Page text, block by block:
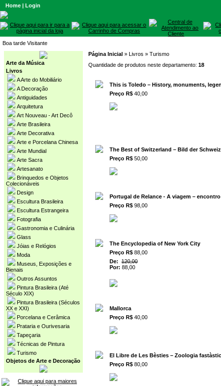
Home | Login
Boa tarde Visitante
Arte da Música
Livros
A Arte do Mobiliário
A Decoração
Antiguidades
Arquitetura
Art Nouveau - Art Decô
Arte Brasileira
Arte Decorativa
Arte e Porcelana Chinesa
Arte Mundial
Arte Sacra
Artesanato
Brinquedos e Objetos
Colecionáveis
Design
Escultura Brasileira
Escultura Estrangeira
Fotografia
Gastronomia e Culinária
Glass
Jóias e Relógios
Moda
Museus, Exposições e
Bienais
Outros Assuntos
Pintura Brasileira (Até
Século XIX)
Pintura Brasileira (Séculos
XX e XXI)
Porcelana e Cerâmica
Prataria e Ourivesaria
Tapeçaria
Técnicas de Pintura
Turismo
Objetos de Arte e Decoração
Página Inicial » Livros » Turismo
Quantidade de produtos neste departamento: 18
This is Toledo – History, monuments,
Preço R$ 40,00
The Best of Switzerland – Bild der Schweiz
Preço R$ 50,00
Portugal de Relance - A viagem –
Preço R$ 98,00
The Encyclopedia of New York City
Preço R$ 88,00
De: 120,00
Por: 88,00
Mallorca
Preço R$ 40,00
El Libre de Les Bèsties – Zoologia
Preço R$ 80,00